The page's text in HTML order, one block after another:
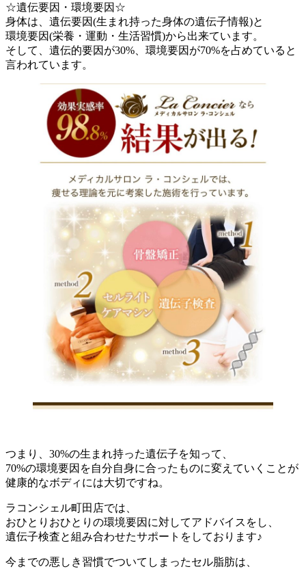
☆遺伝要因・環境要因☆
身体は、遺伝要因(生まれ持った身体の遺伝子情報)と
環境要因(栄養・運動・生活習慣)から出来ています。
そして、遺伝的要因が30%、環境要因が70%を占めていると
言われています。
つまり、30%の生まれ持った遺伝子を知って、
70%の環境要因を自分自身に合ったものに変えていくことが
健康的なボディには大切ですね。
ラコンシェル町田店では、
おひとりおひとりの環境要因に対してアドバイスをし、
遺伝子検査と組み合わせたサポートをしております♪
今までの悪しき習慣でついてしまったセル脂肪は、